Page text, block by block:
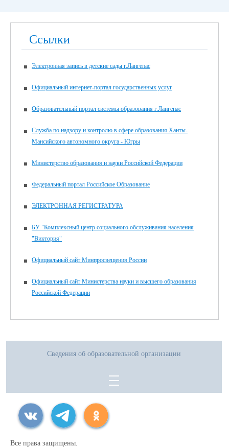
Ссылки
Электронная запись в детские сады г.Лангепас
Официальный интернет-портал государственных услуг
Образовательный портал системы образования г.Лангепас
Служба по надзору и контролю в сфере образования Ханты-
Мансийского автономного округа - Югры
Министерство образования и науки Российской Федерации
Федеральный портал Российское Образование
ЭЛЕКТРОННАЯ РЕГИСТРАТУРА
БУ "Комплексный центр социального обслуживания населения
"Виктория"
Официальный сайт Минпросвещения России
Официальный сайт Министерства науки и высшего образования
Российской Федерации
Сведения об образовательной организации
Все права защищены.